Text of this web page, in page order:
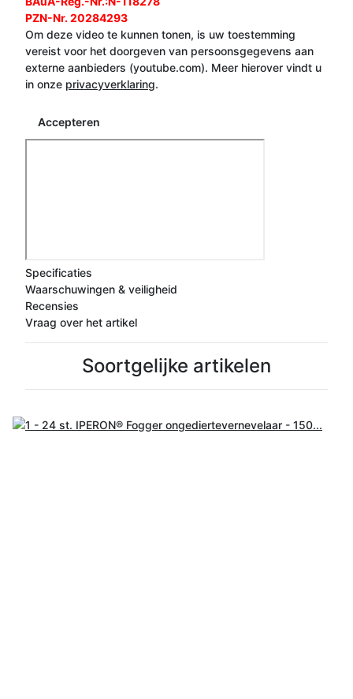
PZN-Nr. 20284293
Om deze video te kunnen tonen, is uw toestemming
vereist voor het doorgeven van persoonsgegevens aan
externe aanbieders (youtube.com). Meer hierover vindt u
in onze privacyverklaring.
Accepteren
Specificaties
Waarschuwingen & veiligheid
Recensies
Vraag over het artikel
Soortgelijke artikelen